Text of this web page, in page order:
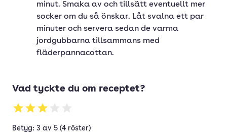
minut. Smaka av och tillsätt eventuellt mer
socker om du så önskar. Låt svalna ett par
minuter och servera sedan de varma
jordgubbarna tillsammans med
fläderpannacottan.
Vad tyckte du om receptet?
Betyg: 3 av 5 (4 röster)